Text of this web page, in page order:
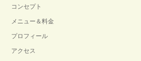
コンセプト
メニュー＆料金
プロフィール
アクセス